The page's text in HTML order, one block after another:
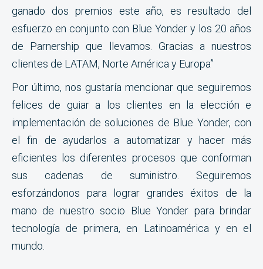
ganado dos premios este año, es resultado del
esfuerzo en conjunto con Blue Yonder y los 20 años
de Parnership que llevamos. Gracias a nuestros
clientes de LATAM, Norte América y Europa”
Por último, nos gustaría mencionar que seguiremos
felices de guiar a los clientes en la elección e
implementación de soluciones de Blue Yonder, con
el fin de ayudarlos a automatizar y hacer más
eficientes los diferentes procesos que conforman
sus cadenas de suministro. Seguiremos
esforzándonos para lograr grandes éxitos de la
mano de nuestro socio Blue Yonder para brindar
tecnología de primera, en Latinoamérica y en el
mundo.